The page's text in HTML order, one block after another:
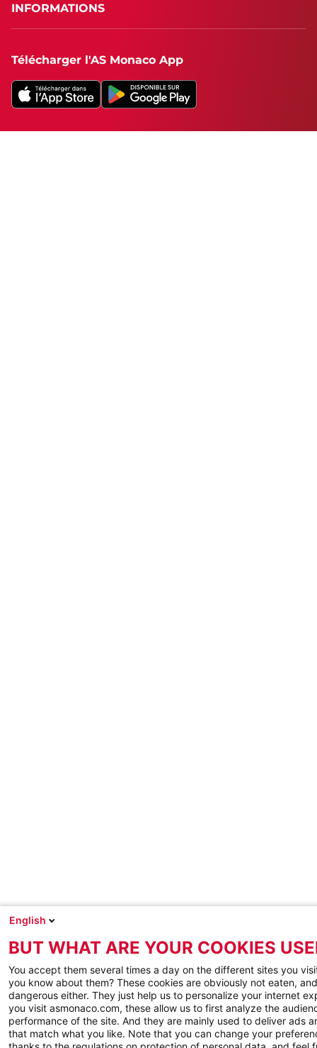
INFORMATIONS
Télécharger l'AS Monaco App
English
BUT WHAT ARE YOUR COOKIES
You accept them several times a day on the different sites you
you know about them? These cookies are obviously not eaten,
dangerous either. They just help us to personalize your internet
you visit asmonaco.com, these allow us to first analyze the
performance of the site. And they are mainly used to deliver ads
that match what you like. Note that you can change your